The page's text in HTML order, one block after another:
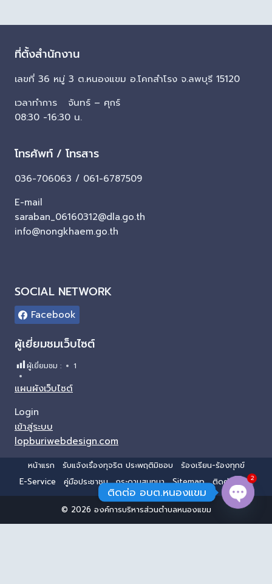
ที่ตั้งสำนักงาน
เลขที่ 36 หมู่ 3 ต.หนองแขม อ.โคกสำโรง จ.ลพบุรี 15120
เวลาทำการ จันทร์ – ศุกร์
08:30 -16:30 น.
โทรศัพท์ / โทรสาร
036-706063 / 061-6787509
E-mail
saraban_06160312@dla.go.th
info@nongkhaem.go.th
SOCIAL NETWORK
Facebook
ผู้เยี่ยมชมเว็บไซต์
ผู้เยี่ยมชม : 1
แผนผังเว็บไซต์
Login
เข้าสู่ระบบ
lopburiwebdesign.com
หน้าแรก รับแจ้งเรื่องทุจริต ประพฤติมิชอบ
ร้องเรียน-ร้องทุกข์
E-Service
คู่มือประชาชน กระดานสนทนา Sitemap ติดต่อ อบต.
© 2026 องค์การบริหารส่วนตำบลหนองแขม
ติดต่อ อบต.หนองแขม
2